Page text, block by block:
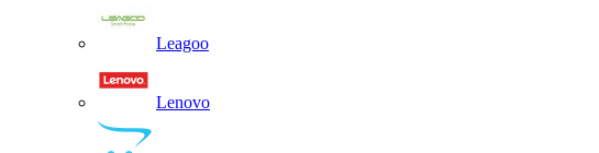
Leagoo
Lenovo